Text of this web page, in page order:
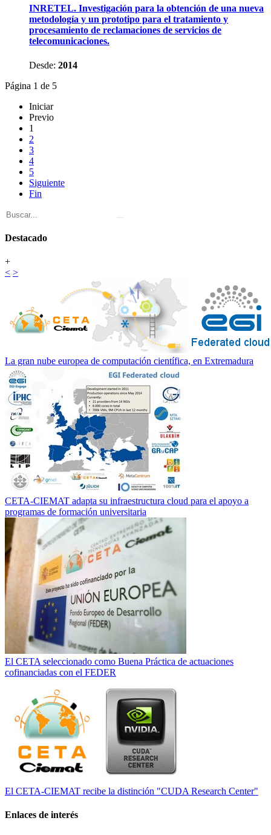
INRETEL. Investigación para la obtención de una nueva
metodología y un prototipo para el tratamiento y
procesamiento de reclamaciones de servicios de
telecomunicaciones.
Desde: 2014
Página 1 de 5
Iniciar
Previo
1
2
3
4
5
Siguiente
Fin
Destacado
+
< >
La gran nube europea de computación científica, en Extremadura
CETA-CIEMAT adapta su infraestructura cloud para el apoyo a
programas de formación universitaria
El CETA seleccionado como Buena Práctica de actuaciones
cofinanciadas con el FEDER
El CETA-CIEMAT recibe la distinción "CUDA Research Center"
Enlaces de interés